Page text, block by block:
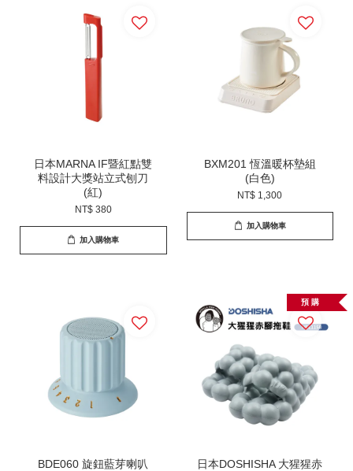
日本MARNA IF暨紅點雙
料設計大獎站立式刨刀
(紅)
NT$ 380
加入購物車
BXM201 恆溫暖杯墊組
(白色)
NT$ 1,300
加入購物車
BDE060 旋鈕藍芽喇叭
預 購
日本DOSHISHA 大猩猩赤